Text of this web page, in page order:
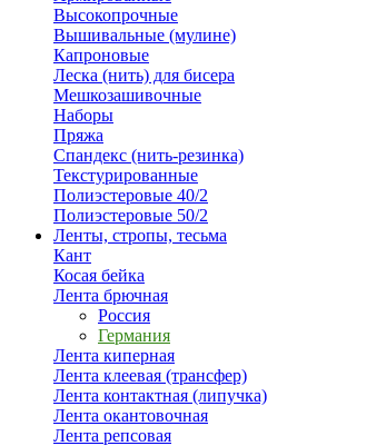
Высокопрочные
Вышивальные (мулине)
Капроновые
Леска (нить) для бисера
Мешкозашивочные
Наборы
Пряжа
Спандекс (нить-резинка)
Текстурированные
Полиэстеровые 40/2
Полиэстеровые 50/2
Ленты, стропы, тесьма
Кант
Косая бейка
Лента брючная
Россия
Германия
Лента киперная
Лента клеевая (трансфер)
Лента контактная (липучка)
Лента окантовочная
Лента репсовая